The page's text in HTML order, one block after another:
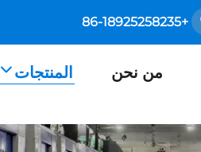
+86-18925258235
من نحن المنتجات